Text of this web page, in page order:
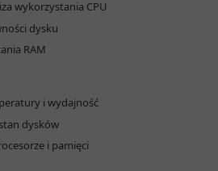
wykorzystania CPU
dysku
RAM
i wydajność
dysków
i pamięci